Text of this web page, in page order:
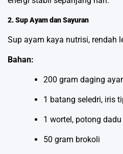
2. Sup Ayam dan Sayuran
Sup ayam kaya nutrisi, rendah
Bahan:
200 gram daging
1 batang seledri, iris
1 wortel, potong dadu
50 gram brokoli